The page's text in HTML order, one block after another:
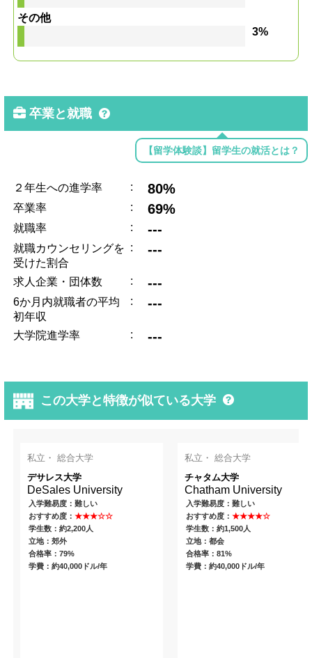
その他
3%
卒業と就職
【留学体験談】留学生の就活とは？
２年生への進学率 : 80%
卒業率 : 69%
就職率 : ---
就職カウンセリングを
受けた割合
: ---
求人企業・団体数 : ---
6か月内就職者の平均
初年収
: ---
大学院進学率 : ---
この大学と特徴が似ている大学
私立・ 総合大学
デサレス大学
DeSales University
入学難易度：難しい
おすすめ度：★★★☆☆
学生数：約2,200人
立地：郊外
合格率：79%
学費：約40,000ドル/年
私立・ 総合大学
チャタム大学
Chatham University
入学難易度：難しい
おすすめ度： ★★★★☆
学生数：約1,500人
立地：都会
合格率：81%
学費：約40,000ドル/年